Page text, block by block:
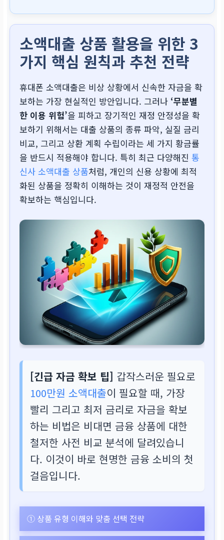
소액대출 상품 활용을 위한 3
가지 핵심 원칙과 추천 전략
휴대폰 소액대출은 비상 상황에서 신속한 자금을 확
보하는 가장 현실적인 방안입니다. 그러나 ‘무분별
한 이용 위험’을 피하고 장기적인 재정 안정성을 확
보하기 위해서는 대출 상품의 종류 파악, 실질 금리
비교, 그리고 상환 계획 수립이라는 세 가지 황금률
을 반드시 적용해야 합니다. 특히 최근 다양해진통
신사 소액대출 상품처럼, 개인의 신용 상황에 최적
화된 상품을 정확히 이해하는 것이 재정적 안전을
확보하는 핵심입니다.
[긴급 자금 확보 팁] 갑작스러운 필요로
100만원 소액대출이 필요할 때, 가장
빨리 그리고 최저 금리로 자금을 확보
하는 비법은 비대면 금융 상품에 대한
철저한 사전 비교 분석에 달려있습니
다. 이것이 바로 현명한 금융 소비의 첫
걸음입니다.
① 상품 유형 이해와 맞춤 선택 전략